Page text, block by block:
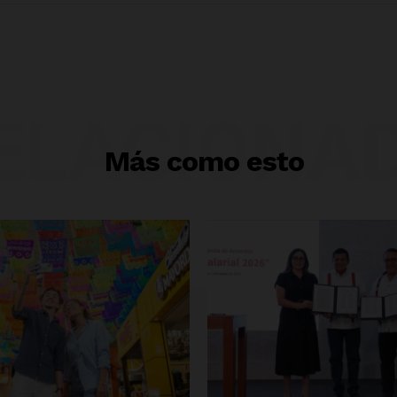
Más como esto